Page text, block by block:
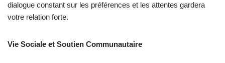
dialogue constant sur les préférences et les attentes gardera
votre relation forte.
Vie Sociale et Soutien Communautaire